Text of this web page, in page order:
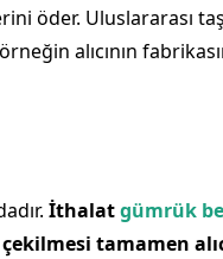
öder. Uluslararası
alıcının
İthalatgümrük
tamamen